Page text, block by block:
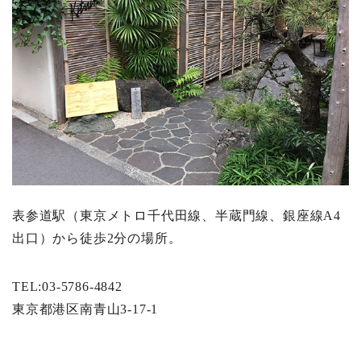
表参道駅（東京メトロ千代田線、半蔵門線、銀座線A4
出口）から徒歩2分の場所。
TEL:03-5786-4842
東京都港区南青山3-17-1